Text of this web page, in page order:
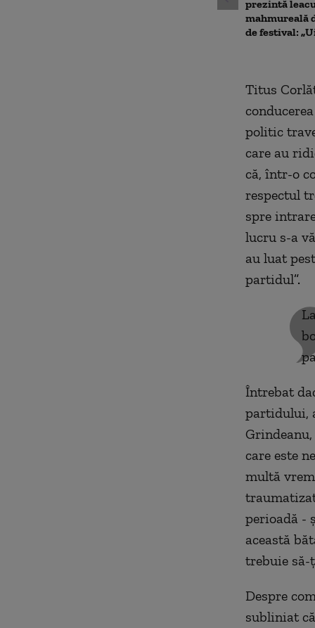
prezintă
mahmureală
de festival:
Titus
politic
care au
că, într-o
respectul
spre
lucru s-a
au luat
partidul”.
Întrebat
partidului,
care este
multă
perioadă -
această
trebuie să-
Despre
subliniat